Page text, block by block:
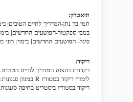
תיאטרון:
תמי בר נתן-המדריך לחיים הטובים|
במבי ספקטור-הפושעים החדשים| בי
סיגל- הפושעים החדשים| בימוי: רוני
ריקוד:
רקדנית בהצגה המדריך לחיים הטוב
לימודי ריקוד בסטודיו R במגוון
ריקוד בסטודיו ביסטריט בחיפה סג